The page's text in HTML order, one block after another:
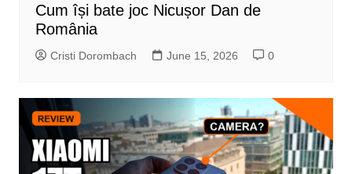
Cum își bate joc Nicușor Dan de
România
Cristi Dorombach June 15, 2026 0